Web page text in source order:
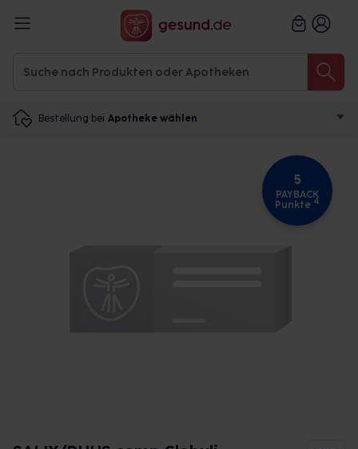
Bestellung bei Apotheke wählen
5
PAYBACK
Punkte 4